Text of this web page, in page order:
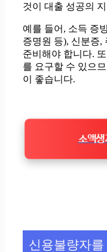
것이 대출 성공의
예를 들어, 소득 증
증명원 등), 신분증,
준비해야 합니다.
를 요구할 수 있으
이 좋습니다.
소액
신용불량자